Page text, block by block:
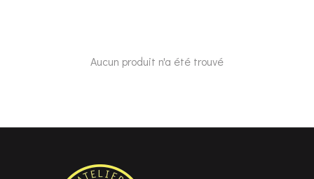
Aucun produit n'a été trouvé